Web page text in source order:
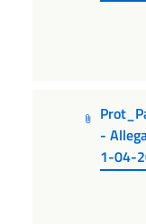
-
1-04-